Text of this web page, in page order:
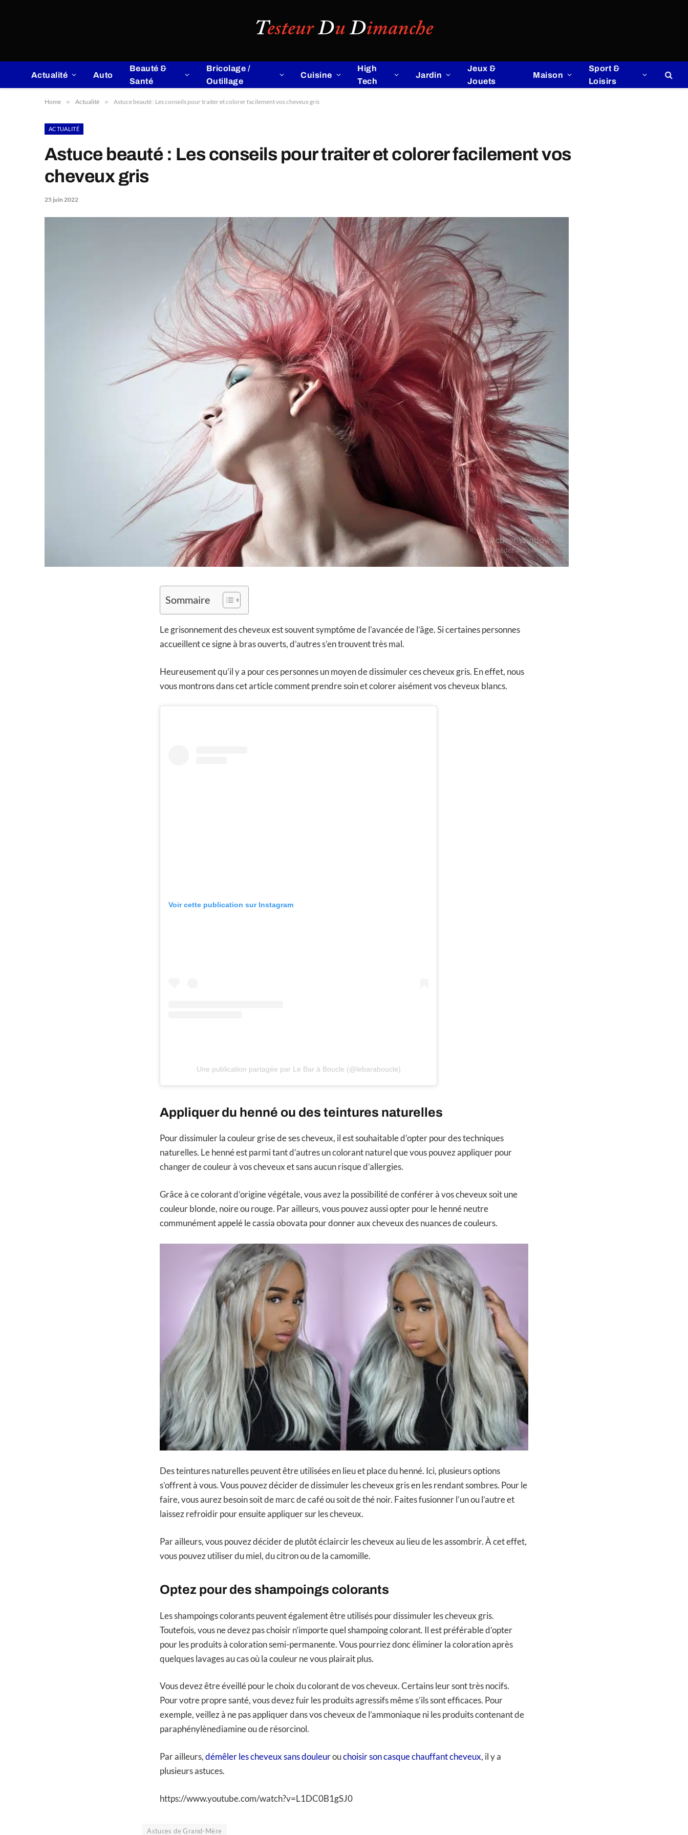
Actualité Auto
Beauté &
Santé
Bricolage /
Outillage
Cuisine
High
Tech
Jardin
Jeux &
Jouets
Maison
Sport &
Loisirs
Home » Actualité » Astuce beauté : Les conseils pour traiter et colorer facilement vos cheveux gris
ACTUALITÉ
Astuce beauté : Les conseils pour traiter et colorer facilement vos
cheveux gris
25 juin 2022
Sommaire
Le grisonnement des cheveux est souvent symptôme de l’avancée de l’âge. Si certaines personnes
accueillent ce signe à bras ouverts, d’autres s’en trouvent très mal.
Heureusement qu’il y a pour ces personnes un moyen de dissimuler ces cheveux gris. En effet, nous
vous montrons dans cet article comment prendre soin et colorer aisément vos cheveux blancs.
Voir cette publication sur Instagram
Une publication partagée par Le Bar à Boucle (@lebaraboucle)
Appliquer du henné ou des teintures naturelles
Pour dissimuler la couleur grise de ses cheveux, il est souhaitable d’opter pour des techniques
naturelles. Le henné est parmi tant d’autres un colorant naturel que vous pouvez appliquer pour
changer de couleur à vos cheveux et sans aucun risque d’allergies.
Grâce à ce colorant d’origine végétale, vous avez la possibilité de conférer à vos cheveux soit une
couleur blonde, noire ou rouge. Par ailleurs, vous pouvez aussi opter pour le henné neutre
communément appelé le cassia obovata pour donner aux cheveux des nuances de couleurs.
Des teintures naturelles peuvent être utilisées en lieu et place du henné. Ici, plusieurs options
s’offrent à vous. Vous pouvez décider de dissimuler les cheveux gris en les rendant sombres. Pour le
faire, vous aurez besoin soit de marc de café ou soit de thé noir. Faites fusionner l’un ou l’autre et
laissez refroidir pour ensuite appliquer sur les cheveux.
Par ailleurs, vous pouvez décider de plutôt éclaircir les cheveux au lieu de les assombrir. À cet effet,
vous pouvez utiliser du miel, du citron ou de la camomille.
Optez pour des shampoings colorants
Les shampoings colorants peuvent également être utilisés pour dissimuler les cheveux gris.
Toutefois, vous ne devez pas choisir n’importe quel shampoing colorant. Il est préférable d’opter
pour les produits à coloration semi-permanente. Vous pourriez donc éliminer la coloration après
quelques lavages au cas où la couleur ne vous plairait plus.
Vous devez être éveillé pour le choix du colorant de vos cheveux. Certains leur sont très nocifs.
Pour votre propre santé, vous devez fuir les produits agressifs même s’ils sont efficaces. Pour
exemple, veillez à ne pas appliquer dans vos cheveux de l’ammoniaque ni les produits contenant de
paraphénylènediamine ou de résorcinol.
Par ailleurs, démêler les cheveux sans douleurouchoisir son casque chauffant cheveux, il y a
plusieurs astuces.
https://www.youtube.com/watch?v=L1DC0B1gSJ0
Astuces de Grand-Mère